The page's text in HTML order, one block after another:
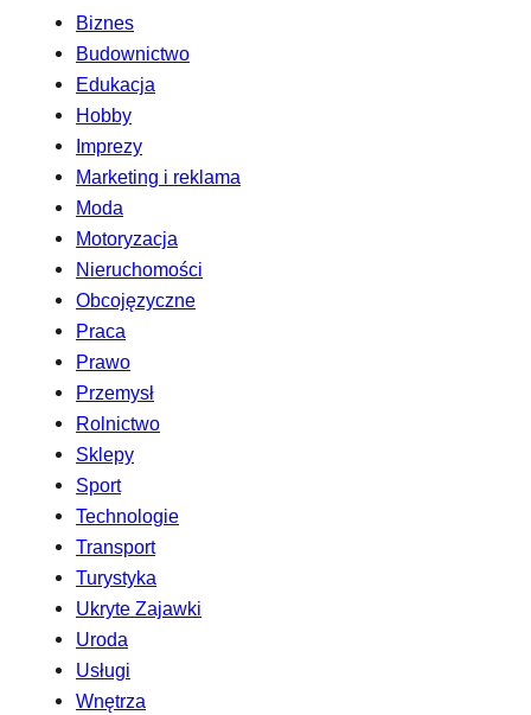
Biznes
Budownictwo
Edukacja
Hobby
Imprezy
Marketing i reklama
Moda
Motoryzacja
Nieruchomości
Obcojęzyczne
Praca
Prawo
Przemysł
Rolnictwo
Sklepy
Sport
Technologie
Transport
Turystyka
Ukryte Zajawki
Uroda
Usługi
Wnętrza